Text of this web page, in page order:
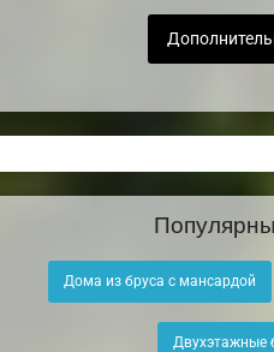
Дома из бруса с мансардой
Двухэтажные